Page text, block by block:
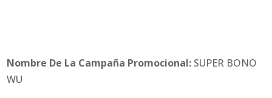
Nombre De La Campaña Promocional: SUPER BONO
WU